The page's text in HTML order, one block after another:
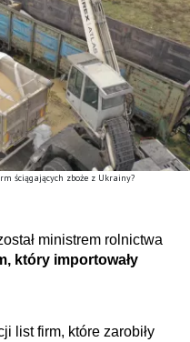
ściągających zboże z Ukrainy?
ministrem rolnictwa
który importowały
list firm, które zarobiły